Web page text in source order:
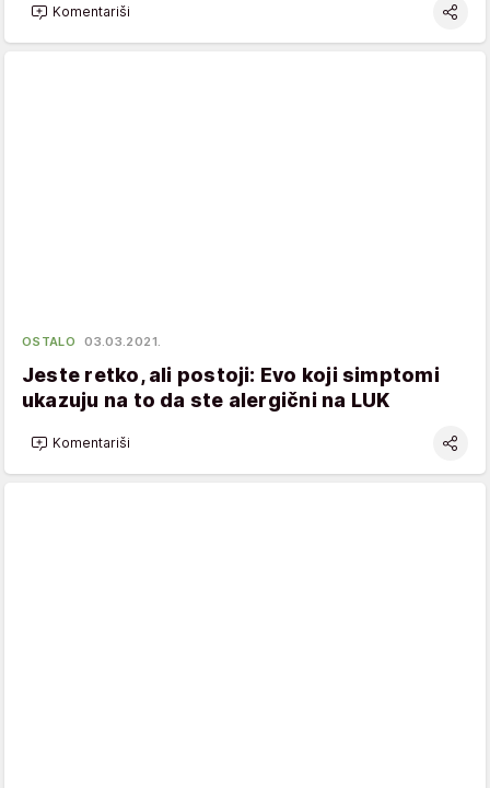
Komentariši
OSTALO 03.03.2021.
Jeste retko, ali postoji: Evo koji simptomi
ukazuju na to da ste alergični na LUK
Komentariši